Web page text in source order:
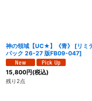
神の領域【UC★】《青》 [リミ
パック 26-27 版FB09-047]
15,800円(税込)
残り2点